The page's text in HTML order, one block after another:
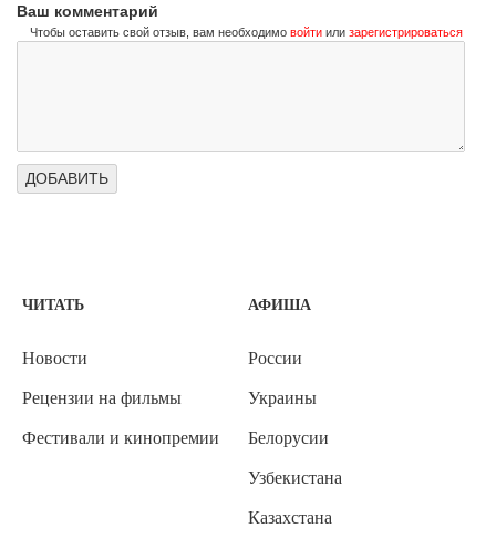
Ваш комментарий
Чтобы оставить свой отзыв, вам необходимо войти или зарегистрироваться
ЧИТАТЬ
Новости
Рецензии на фильмы
Фестивали и кинопремии
АФИША
России
Украины
Белорусии
Узбекистана
Казахстана